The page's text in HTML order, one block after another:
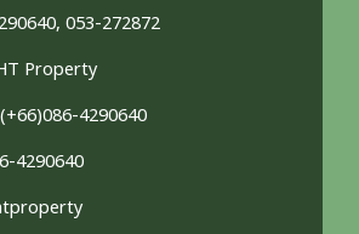
053-272872
Property
4290640
4290640